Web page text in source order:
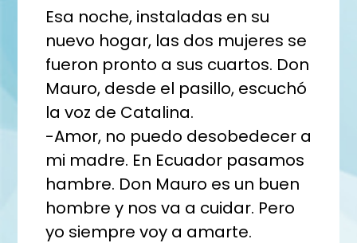
Esa noche, instaladas en su
nuevo hogar, las dos mujeres se
fueron pronto a sus cuartos. Don
Mauro, desde el pasillo, escuchó
la voz de Catalina.
-Amor, no puedo desobedecer a
mi madre. En Ecuador pasamos
hambre. Don Mauro es un buen
hombre y nos va a cuidar. Pero
yo siempre voy a amarte.